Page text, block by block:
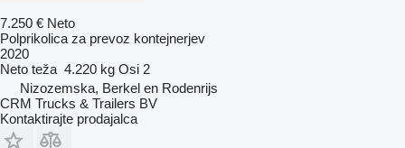
7.250 € Neto
Polprikolica za prevoz kontejnerjev
2020
Neto teža 4.220 kg Osi 2
Nizozemska, Berkel en Rodenrijs
CRM Trucks & Trailers BV
Kontaktirajte prodajalca